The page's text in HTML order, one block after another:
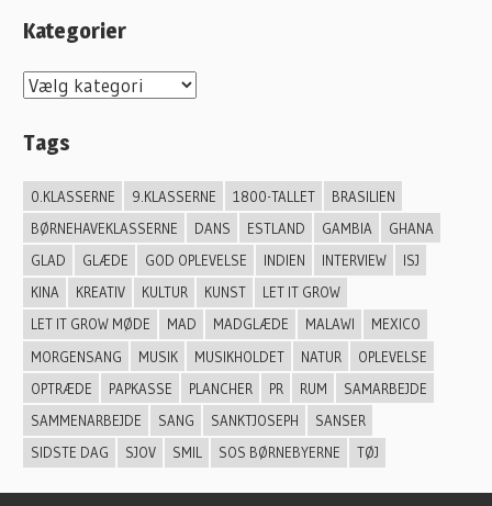
Kategorier
K
t
e
g
o
r
i
e
r
Tags
0.KLASSERNE 9.KLASSERNE 1800-TALLET
BRASILIEN
BØRNEHAVEKLASSERNE
DANS ESTLAND GAMBIA
GHANA
GLAD
GLÆDE GOD OPLEVELSE INDIEN INTERVIEW
ISJ
KINA
KREATIV KULTUR KUNST
LET IT GROW
LET IT GROW MØDE
MAD MADGLÆDE MALAWI
MEXICO
MORGENSANG
MUSIK MUSIKHOLDET NATUR
OPLEVELSE
OPTRÆDE
PAPKASSE PLANCHER PR RUM
SAMARBEJDE
SAMMENARBEJDE
SANG SANKTJOSEPH
SANSER
SIDSTE DAG
SJOV SMIL SOS BØRNEBYERNE TØJ